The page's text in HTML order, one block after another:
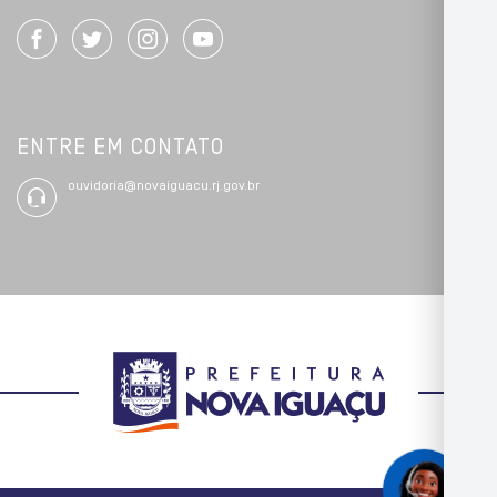
ENTRE EM CONTATO
ouvidoria@novaiguacu.rj.gov.br